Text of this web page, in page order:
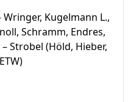
Wringer, Kugelmann L.,
Schramm, Endres,
Strobel (Höld, Hieber,